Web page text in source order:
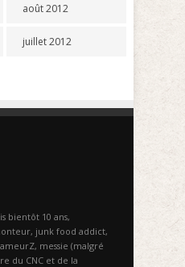
août 2012
juillet 2012
bientôt 10 ans,
junk food addict,
messie (malgré
du CNC et de la